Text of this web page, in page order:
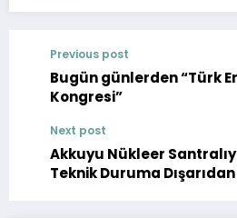
Previous post
Bugün günlerden “Türk
Kongresi”
Next post
Akkuyu Nükleer
Teknik Duruma Dışarıdan